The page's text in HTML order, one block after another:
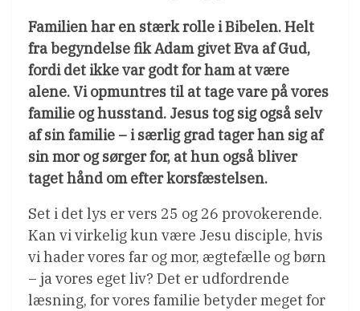
Familien har en stærk rolle i Bibelen. Helt
fra begyndelse fik Adam givet Eva af Gud,
fordi det ikke var godt for ham at være
alene. Vi opmuntres til at tage vare på vores
familie og husstand. Jesus tog sig også selv
af sin familie – i særlig grad tager han sig af
sin mor og sørger for, at hun også bliver
taget hånd om efter korsfæstelsen.
Set i det lys er vers 25 og 26 provokerende.
Kan vi virkelig kun være Jesu disciple, hvis
vi hader vores far og mor, ægtefælle og børn
– ja vores eget liv? Det er udfordrende
læsning, for vores familie betyder meget for